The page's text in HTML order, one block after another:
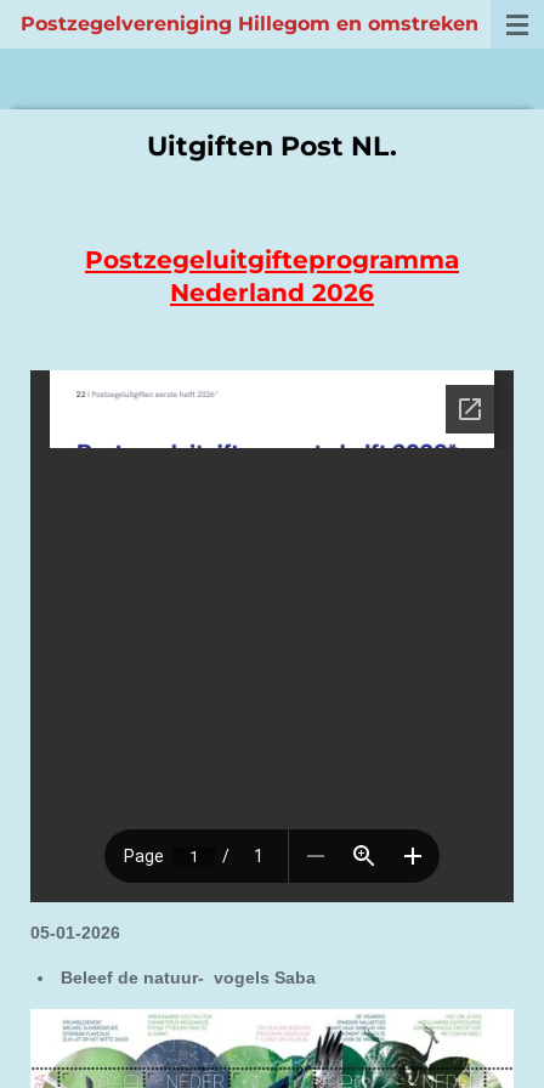
Ga
direct
de
Postzegelvereniging Hillegom en omstreken
Uitgiften Post NL.
Postzegeluitgifteprogramma
Nederland 2026
05-01-2026
Beleef de natuur- vogels Saba